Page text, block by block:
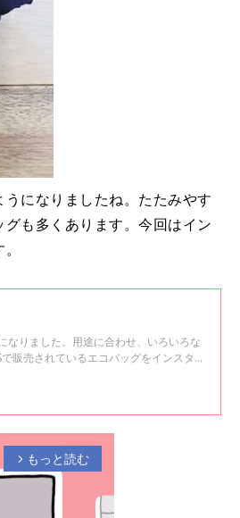
になりましたね。たたみやす
も多くあります。今回はイン
なりました。用途に合わせ、いろいろな
販売されているエコバッグをインスタ
arrow_forward_ios もっと読む